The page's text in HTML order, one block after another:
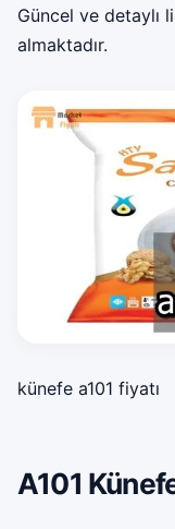
Güncel ve detaylı
almaktadır.
künefe a101 fiyatı
A101